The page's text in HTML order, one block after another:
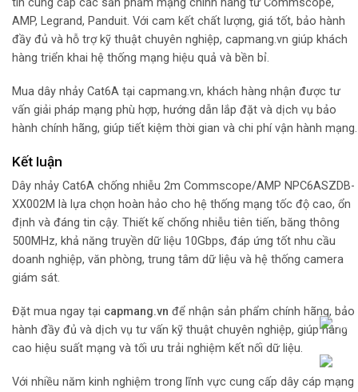
AMP, Legrand, Panduit. Với cam kết chất lượng, giá tốt, bảo hành
đầy đủ và hỗ trợ kỹ thuật chuyên nghiệp, capmang.vn giúp khách
hàng triển khai hệ thống mạng hiệu quả và bền bỉ.
Mua dây nhảy Cat6A tại capmang.vn, khách hàng nhận được tư
vấn giải pháp mạng phù hợp, hướng dẫn lắp đặt và dịch vụ bảo
hành chính hãng, giúp tiết kiệm thời gian và chi phí vận hành mạng.
Kết luận
Dây nhảy Cat6A chống nhiễu 2m Commscope/AMP NPC6ASZDB-
XX002M là lựa chọn hoàn hảo cho hệ thống mạng tốc độ cao, ổn
định và đáng tin cậy. Thiết kế chống nhiễu tiên tiến, băng thông
500MHz, khả năng truyền dữ liệu 10Gbps, đáp ứng tốt nhu cầu
doanh nghiệp, văn phòng, trung tâm dữ liệu và hệ thống camera
giám sát.
Đặt mua ngay tại capmang.vn để nhận sản phẩm chính hãng, bảo
hành đầy đủ và dịch vụ tư vấn kỹ thuật chuyên nghiệp, giúp nâng
cao hiệu suất mạng và tối ưu trải nghiệm kết nối dữ liệu.
Với nhiều năm kinh nghiệm trong lĩnh vực cung cấp dây cáp mạng